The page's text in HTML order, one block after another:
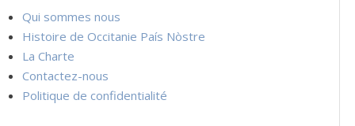
Qui sommes nous
Histoire de Occitanie País Nòstre
La Charte
Contactez-nous
Politique de confidentialité